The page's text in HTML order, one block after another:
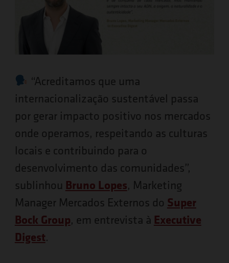
“Acreditamos que uma
internacionalização sustentável passa
por gerar impacto positivo nos mercados
onde operamos, respeitando as culturas
locais e contribuindo para o
desenvolvimento das comunidades”,
sublinhou Bruno Lopes, Marketing
Manager Mercados Externos do Super
Bock Group, em entrevista à Executive
Digest.